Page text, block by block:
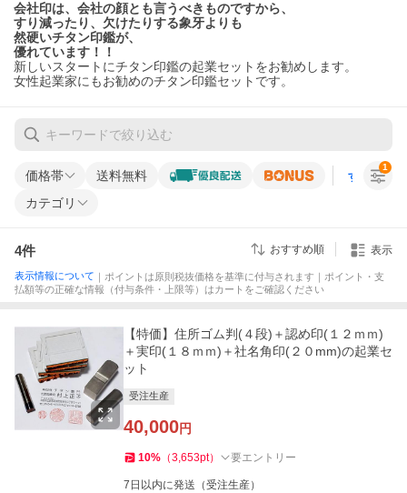
会社印は、会社の顔とも言うべきものですから、
すり減ったり、欠けたりする象牙よりも
然硬いチタン印鑑が、
優れています！！
新しいスタートにチタン印鑑の起業セットをお勧めします。
女性起業家にもお勧めのチタン印鑑セットです。
価格帯 送料無料 すべての条
カテゴリ
1
4件 おすすめ順 表示
表示情報について ｜ポイントは原則税抜価格を基準に付与されます｜ポイント・支
払額等の正確な情報（付与条件・上限等）はカートをご確認ください
【特価】住所ゴム判(４段)＋認め印(１２ｍｍ)
＋実印(１８ｍｍ)＋社名角印(２０mm)の起業セ
ット
受注生産
40,000円
10% （3,653pt） 要エントリー
7日以内に発送（受注生産）